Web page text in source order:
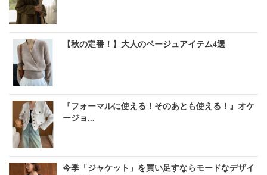
【秋の定番！】大人のベージュアイテム4選
『フォーマルに使える！そのあとも使える！』オケ
ージョ...
今季「ジャケット」を買い足すならモードなデザイ